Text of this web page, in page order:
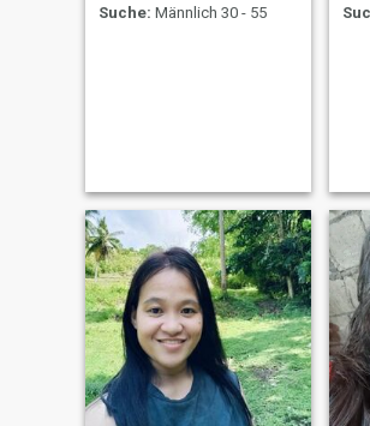
Suche: Männlich 30 - 55